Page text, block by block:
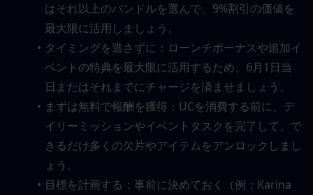
はそれ以上のバンドルを選んで、9%割引の価値を
最大限に活用しましょう。
タイミングを逃さずに：ローンチボーナスや追加イ
ベントの特典を最大限に活用するため、6月1日当
日またはそれまでにチャージを済ませましょう。
まずは無料で報酬を獲得：UCを消費する前に、デ
イリーミッションやイベントタスクを完了して、で
きるだけ多くの欠片やアイテムをアンロックしまし
ょう。
目標を計画する：事前に決めておく（例：Karina